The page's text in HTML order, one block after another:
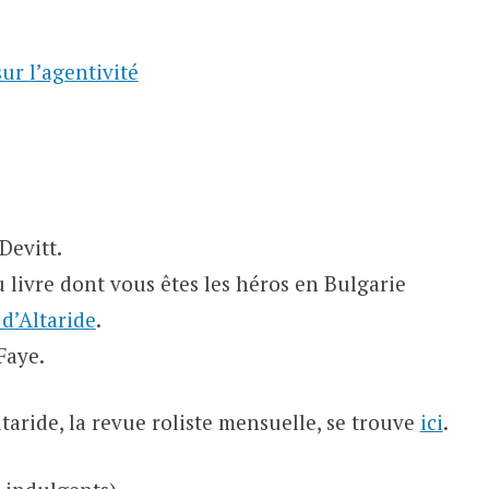
l’agentivité
dont vous êtes les héros en Bulgarie
.
la revue roliste mensuelle, se trouve ici.